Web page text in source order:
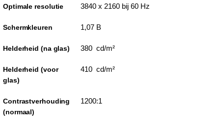
Optimale resolutie 3840 x 2160 bij 60 Hz
Schermkleuren 1,07 B
Helderheid (na glas) 380 cd/m²
Helderheid (voor
glas)
410 cd/m²
Contrastverhouding
(normaal)
1200:1